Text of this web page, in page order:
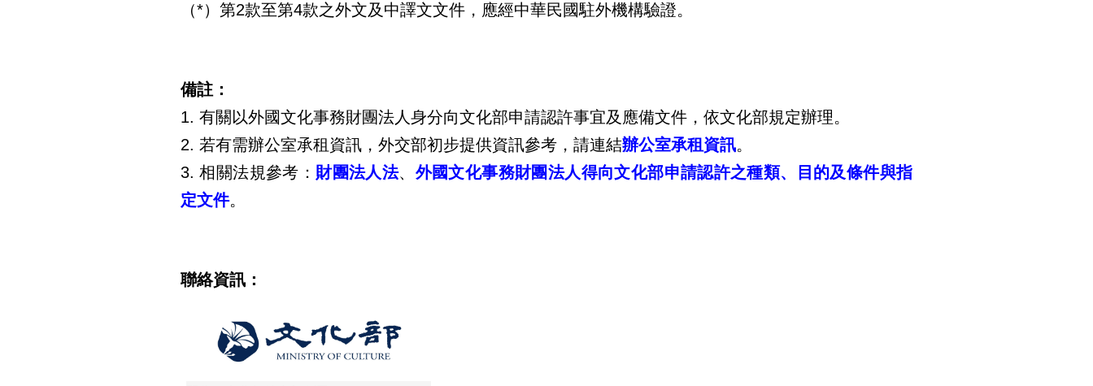
（*）第2款至第4款之外文及中譯文文件，應經中華民國駐外機構驗證。
備註：
1. 有關以外國文化事務財團法人身分向文化部申請認許事宜及應備文件，依文化部規定辦理。
2. 若有需辦公室承租資訊，外交部初步提供資訊參考，請連結辦公室承租資訊。
3. 相關法規參考： 財團法人法、 外國文化事務財團法人得向文化部申請認許之種類、目的及條件與指
定文件。
聯絡資訊：